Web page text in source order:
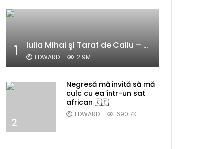
1 Iulia Mihai şi Taraf de Caliu – Alelele sălcioară (@#VedetaPopulară)
EDWARD 2.9M
2
Negresă mă invită să mă
culc cu ea într-un sat
african 🇰🇪
EDWARD 690.7K